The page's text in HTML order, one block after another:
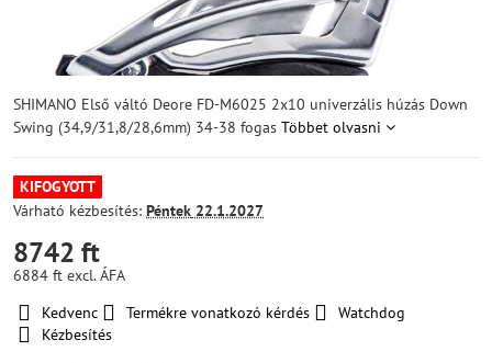
SHIMANO Első váltó Deore FD-M6025 2x10 univerzális húzás Down
Swing (34,9/31,8/28,6mm) 34-38 fogas Többet olvasni
KIFOGYOTT
Várható kézbesítés: Péntek 22.1.2027
8742 ft
6884 ft excl. ÁFA
Kedvenc
Termékre vonatkozó kérdés
Watchdog
Kézbesítés